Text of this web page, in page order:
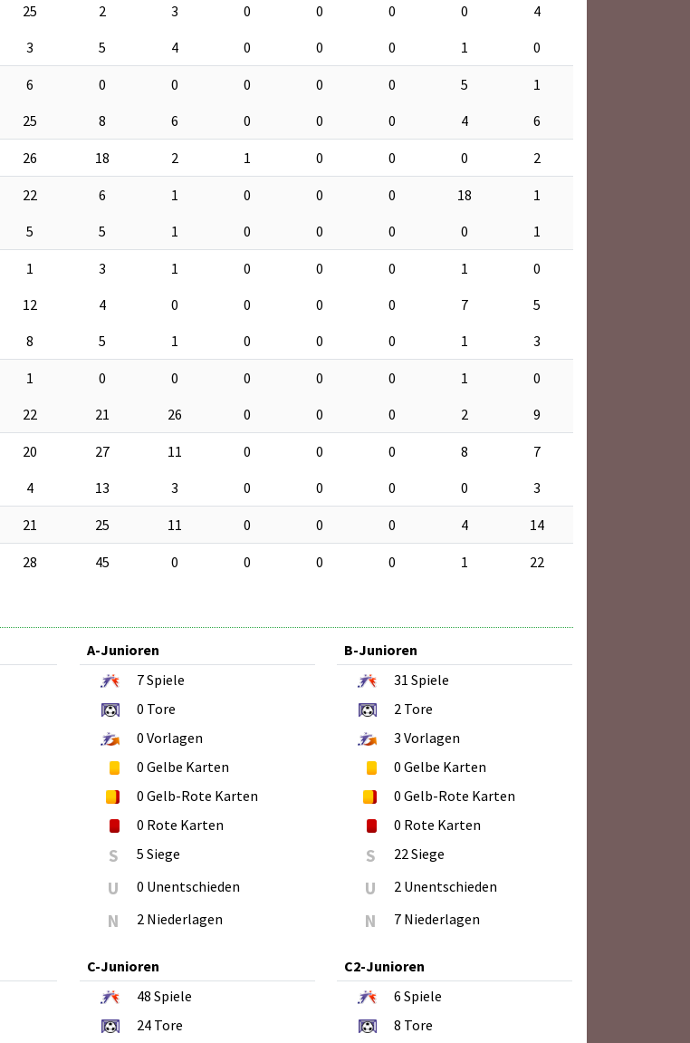
25 2 3 0 0 0 0
4
3 5 4 0 0 0 1 0
6 0 0 0 0 0 5
1
25 8 6 0 0 0 4 6
26 18 2 1 0 0 0 2
22 6 1 0 0 0 18
1
5 5 1 0 0 0 0 1
1 3 1 0 0 0 1
0
12 4 0 0 0 0 7
5
8 5 1 0 0 0 1 3
1 0 0 0 0 0 1
0
22 21 26 0 0 0 2 9
20 27 11 0 0 0 8
7
4 13 3 0 0 0 0 3
21 25 11 0 0 0 4 14
28 45 0 0 0 0 1 22
A-Junioren
7Spiele
0 Tore
0 Vorlagen
0 Gelbe Karten
0 Gelb-Rote Karten
0 Rote Karten
S 5 Siege
U 0 Unentschieden
N 2 Niederlagen
B-Junioren
31 Spiele
2 Tore
3 Vorlagen
0 Gelbe Karten
0 Gelb-Rote Karten
0 Rote Karten
S 22 Siege
U 2 Unentschieden
N 7 Niederlagen
C-Junioren
48 Spiele
24Tore
C2-Junioren
6 Spiele
8 Tore